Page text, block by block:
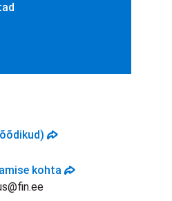
avaneb uues
kohta avaneb uues